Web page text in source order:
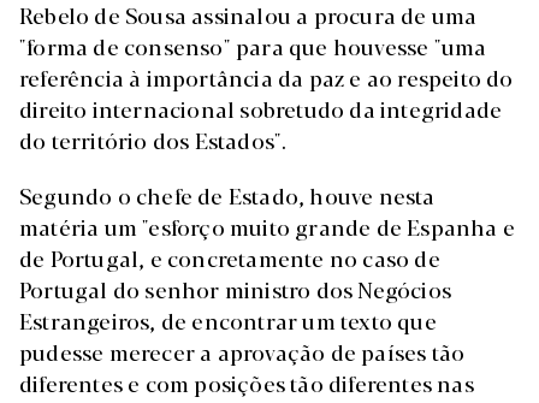
Rebelo de Sousa assinalou a procura de uma
"forma de consenso" para que houvesse "uma
referência à importância da paz e ao respeito do
direito internacional sobretudo da integridade
do território dos Estados".
Segundo o chefe de Estado, houve nesta
matéria um "esforço muito grande de Espanha e
de Portugal, e concretamente no caso de
Portugal do senhor ministro dos Negócios
Estrangeiros, de encontrar um texto que
pudesse merecer a aprovação de países tão
diferentes e com posições tão diferentes nas